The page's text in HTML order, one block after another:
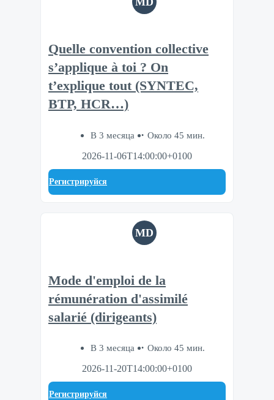
Quelle convention collective
s’applique à toi ? On
t’explique tout (SYNTEC,
BTP, HCR…)
В 3 месяца
Около 45 мин.
2026-11-06T14:00:00+0100
Регистрируйся
MD
Mode d'emploi de la
rémunération d'assimilé
salarié (dirigeants)
В 3 месяца
Около 45 мин.
2026-11-20T14:00:00+0100
Регистрируйся